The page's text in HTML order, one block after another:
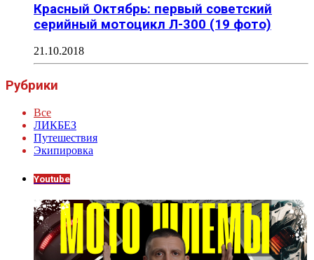
Красный Октябрь: первый советский
серийный мотоцикл Л-300 (19 фото)
21.10.2018
Рубрики
Все
ЛИКБЕЗ
Путешествия
Экипировка
Youtube